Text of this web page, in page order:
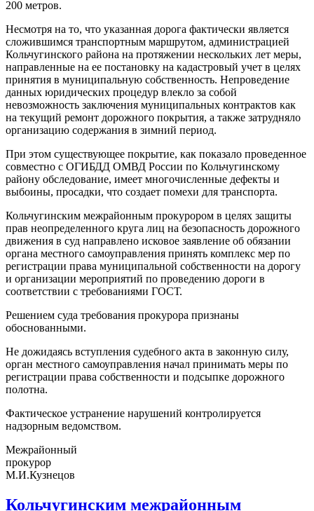
200 метров.
Несмотря на то, что указанная дорога фактически является
сложившимся транспортным маршрутом, администрацией
Кольчугинского района на протяжении нескольких лет меры,
направленные на ее постановку на кадастровый учет в целях
принятия в муниципальную собственность. Непроведение
данных юридических процедур влекло за собой
невозможность заключения муниципальных контрактов как
на текущий ремонт дорожного покрытия, а также затрудняло
организацию содержания в зимний период.
При этом существующее покрытие, как показало проведенное
совместно с ОГИБДД ОМВД России по Кольчугинскому
району обследование, имеет многочисленные дефекты и
выбоины, просадки, что создает помехи для транспорта.
Кольчугинским межрайонным прокурором в целях защиты
прав неопределенного круга лиц на безопасность дорожного
движения в суд направлено исковое заявление об обязании
органа местного самоуправления принять комплекс мер по
регистрации права муниципальной собственности на дорогу
и организации мероприятий по проведению дороги в
соответствии с требованиями ГОСТ.
Решением суда требования прокурора признаны
обоснованными.
Не дожидаясь вступления судебного акта в законную силу,
орган местного самоуправления начал принимать меры по
регистрации права собственности и подсыпке дорожного
полотна.
Фактическое устранение нарушений контролируется
надзорным ведомством.
Межрайонный
прокурор
М.И.Кузнецов
Кольчугинским межрайонным